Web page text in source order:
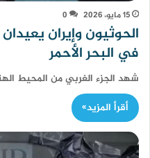
15 مايو، 2026 0
الحوثيون وإيران
في البحر الأحمر
شهد الجزء الغربي من المحيط
أقرأ المزيد»